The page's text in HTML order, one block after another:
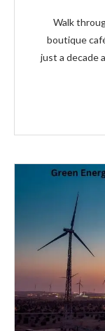
Walk
boutique
just a decade